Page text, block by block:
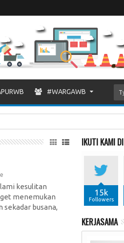
#WARGAWB
kesulitan
menemukan
sekadar busana,
IKUTI KAMI DI
15k
Followers
KERJASAMA